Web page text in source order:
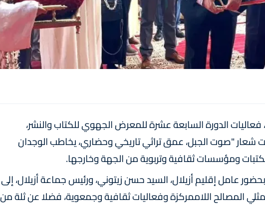
فعاليات الدورة السابعة عشرة للمعرض الجهوي للكتاب والنشر،
يونيو الجاري تحت شعار "صوت الجبل، عمق تراثي تاريخي وحضاري، يخاطب الوجدان
ومؤسسات ثقافية وتربوية من الجهة وخارجها.
عامل إقليم أزيلال، السيد حسن زيتوني، ورئيس جماعة أزيلال، إلى
المصالح اللاممركزة وفعاليات ثقافية وجمعوية، فضلا عن ثلة من